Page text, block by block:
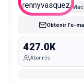
Obtenir l'e-
427.0K
Abonnés